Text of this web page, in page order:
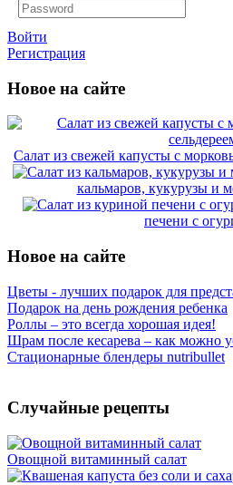
Войти
Регистрация
Новое на сайте
Салат из свежей капусты с
кальмаров, кукурузы и
печени с
Новое на сайте
Цветы - лучших подарок для
Подарок на день рождения ребенка
Роллы – это всегда хорошая идея!
Шрам после кесарева – как можно
Стационарные блендеры nutribullet
Случайные рецепты
Овощной витаминный салат